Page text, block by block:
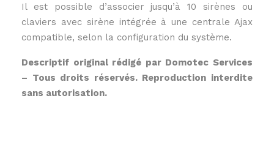
Il est possible d’associer jusqu’à 10 sirènes ou
claviers avec sirène intégrée à une centrale Ajax
compatible, selon la configuration du système.
Descriptif original rédigé par Domotec Services
– Tous droits réservés. Reproduction interdite
sans autorisation.